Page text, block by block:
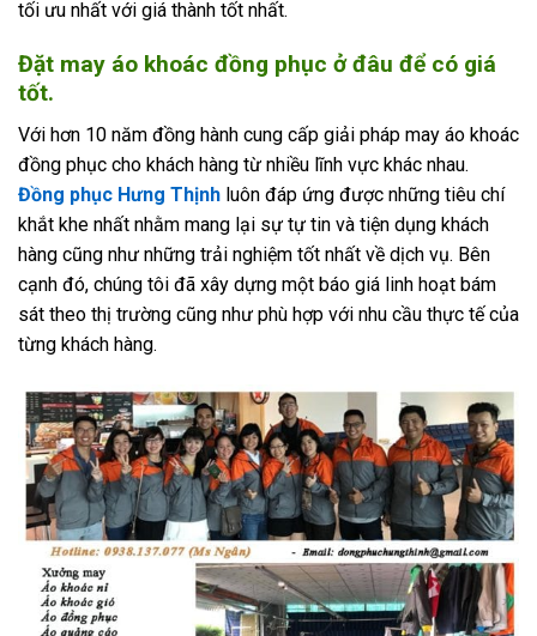
tối ưu nhất với giá thành tốt nhất.
Đặt may áo khoác đồng phục ở đâu để có giá
tốt.
Với hơn 10 năm đồng hành cung cấp giải pháp may áo khoác
đồng phục cho khách hàng từ nhiều lĩnh vực khác nhau.
Đồng phục Hưng Thịnh luôn đáp ứng được những tiêu chí
khắt khe nhất nhằm mang lại sự tự tin và tiện dụng khách
hàng cũng như những trải nghiệm tốt nhất về dịch vụ. Bên
cạnh đó, chúng tôi đã xây dựng một báo giá linh hoạt bám
sát theo thị trường cũng như phù hợp với nhu cầu thực tế của
từng khách hàng.